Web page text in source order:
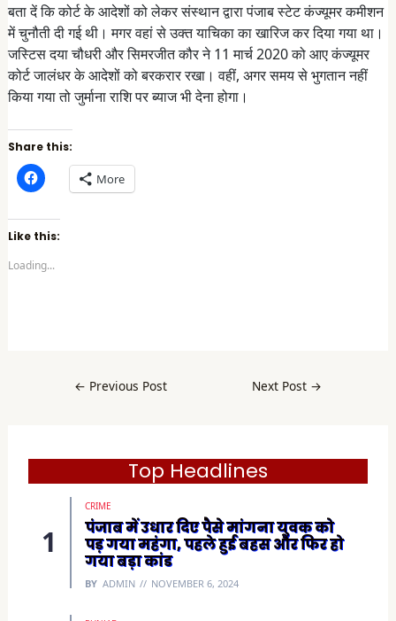
बता दें कि कोर्ट के आदेशों को लेकर संस्थान द्वारा पंजाब स्टेट कंज्यूमर कमीशन
में चुनौती दी गई थी। मगर वहां से उक्त याचिका का खारिज कर दिया गया था।
जस्टिस दया चौधरी और सिमरजीत कौर ने 11 मार्च 2020 को आए कंज्यूमर
कोर्ट जालंधर के आदेशों को बरकरार रखा। वहीं, अगर समय से भुगतान नहीं
किया गया तो जुर्माना राशि पर ब्याज भी देना होगा।
Share this:
C
l
k
t
o
h
e
s
e
w
More
Like this:
Loading...
← Previous Post Next Post →
Top Headlines
CRIME
पंजाब में उधार दिए पैसे मांगना युवक को
पड़ गया महंगा, पहले हुई बहस और फिर हो
गया बड़ा कांड
BY ADMIN NOVEMBER 6, 2024